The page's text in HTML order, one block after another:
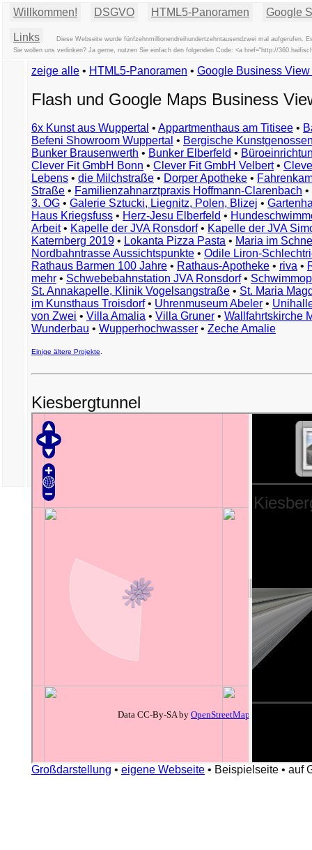
Willkommen! DSGVO HTML5-Panoramen Google
Links
Diese Webseite wurde fünfzehnmillionendreihundertzehntausendzwei mal aufgerufen.
Sie wollen uns verlinken? Ja gerne, nutzen Sie einfach den folgenden Code: <a href="http://
zeige alle • HTML5-Panoramen • Google Business
Flash und Google Maps Business
6x Kunst aus Wuppertal • Appartmenthaus am Titisee •
Befeni Showroom Wuppertal • Bergische
Bunker Brausenwerth • Bunker Elberfeld •
Clever Fit GmbH Bonn • Clever Fit GmbH Velbert•
Lebens • die Milchstraße • Dorper Apotheke •
Straße • Familienzahnarztpraxis Hoffmann-Clarenbach •
3. OG • Galerie Sztucki, Liegnitz, Polen, Blizej •
Haus Kriegsfuss • Herz-Jesu Elberfeld •
Arbeit• Kapelle der JVA Ronsdorf• Kapelle der JVA
Katernberg 2019 • Lokanta Pizza Pasta • Maria im
Nordbahntrasse Aussichtspunkte • Odile Liron-
Rathaus Barmen 100 Jahre • Rathaus-Apotheke • riva •
mehr • Schwebebahnstation JVA Ronsdorf•
St. Annakapelle, Klinik Vogelsangstraße • St. Maria
im Kunsthaus Troisdorf• Uhrenmuseum Abeler •
von Zwei • Villa Amalia • Villa Gruner • Wallfahrtskirche
Wunderbau • Wupperhochwasser • Zeche Amalie
Einige ältere Projekte
Kiesbergtunnel
Großdarstellung • eigene Webseite • Beispielseite • auf